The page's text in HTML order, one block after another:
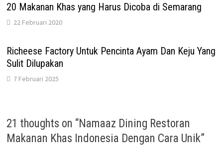
20 Makanan Khas yang Harus Dicoba di Semarang
22 Februari 2020
Richeese Factory Untuk Pencinta Ayam Dan Keju Yang
Sulit Dilupakan
7 Februari 2025
21 thoughts on “Namaaz Dining Restoran
Makanan Khas Indonesia Dengan Cara Unik”